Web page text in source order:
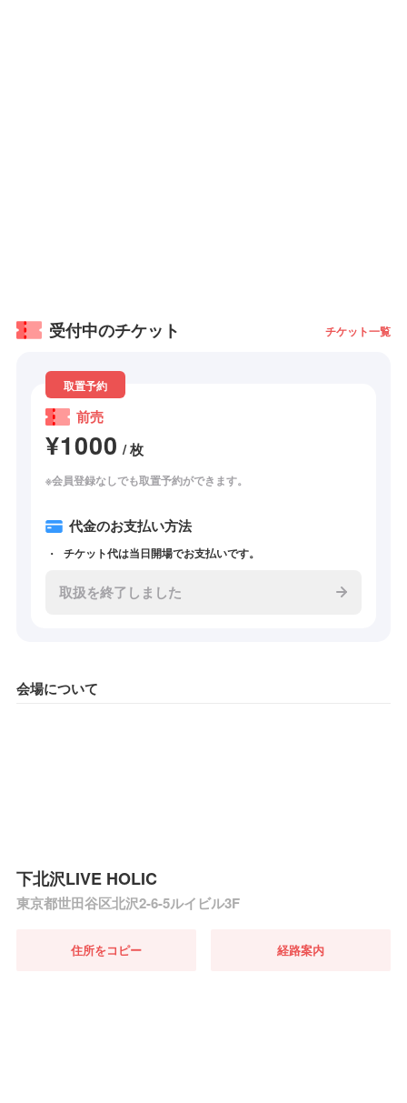
受付中のチケット チケット一覧
取置予約
前売
¥1000 / 枚
※会員登録なしでも取置予約ができます。
代金のお支払い方法
チケット代は当日開場でお支払いです。
取扱を終了しました
会場について
下北沢LIVE HOLIC
東京都世田谷区北沢2-6-5ルイビル3F
住所をコピー 経路案内